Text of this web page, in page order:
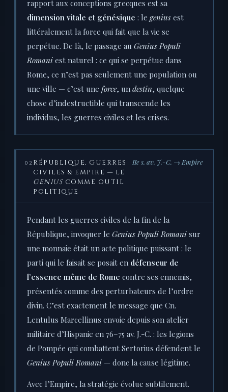
rapport aux conceptions grecques est sa
dimension vitale et génésique : le genius est
littéralement la force qui fait que la vie se
perpétue. De là, le passage au Genius Populi
Romani est naturel : ce qui se perpétue dans
Rome, ce n’est pas seulement une population ou
une ville — c’est une force, un destin, quelque
chose d’indestructible qui transcende les
individus, les guerres civiles et les crises.
02 RÉPUBLIQUE, GUERRES
CIVILES & EMPIRE — LE
GENIUS COMME OUTIL
POLITIQUE
IIe s. av. J.-C. → Empire
Pendant les guerres civiles de la fin de la
République, invoquer le Genius Populi Romani sur
une monnaie était un acte politique puissant : le
parti qui le faisait se posait en défenseur de
l’essence même de Rome contre ses ennemis,
présentés comme des perturbateurs de l’ordre
divin. C’est exactement le message que Cn.
Lentulus Marcellinus envoie depuis son atelier
militaire d’Hispanie en 76–75 av. J.-C. : les legions
de Pompée qui combattent Sertorius défendent le
Genius Populi Romani — donc la cause légitime.
Avec l’Empire, la stratégie évolue subtilement.